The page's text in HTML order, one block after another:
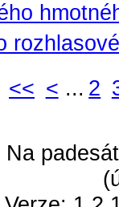
<< < ... 2